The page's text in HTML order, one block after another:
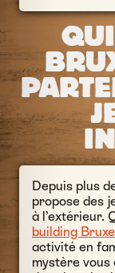
Depuis plus
propose des
à l’extérieur.
building
activité en
mystère